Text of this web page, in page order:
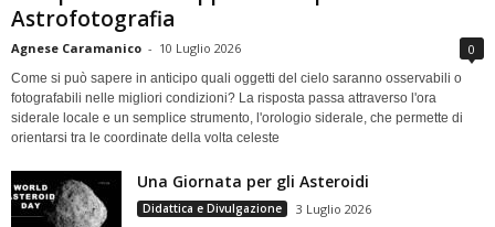
Astrofotografia
Agnese Caramanico - 10 Luglio 2026 0
Come si può sapere in anticipo quali oggetti del cielo saranno osservabili o
fotografabili nelle migliori condizioni? La risposta passa attraverso l'ora
siderale locale e un semplice strumento, l'orologio siderale, che permette di
orientarsi tra le coordinate della volta celeste
Una Giornata per gli Asteroidi
Didattica e Divulgazione 3 Luglio 2026